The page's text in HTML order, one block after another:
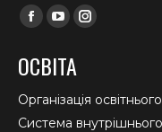
Find us on:
Facebook
opens
in
new
YouTube
opens
in
new
Instagram
in
new
ОСВІТА
Організація
Система